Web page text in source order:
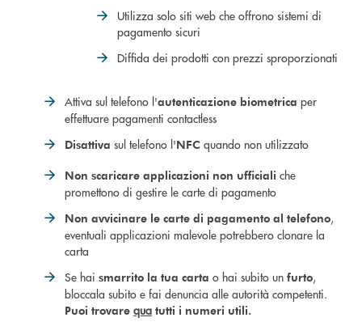
Utilizza solo siti web che offrono sistemi di
pagamento sicuri
Diffida dei prodotti con prezzi sproporzionati
Attiva sul telefono l'autenticazione biometrica per
effettuare pagamenti contactless
Disattiva sul telefono l'NFC quando non utilizzato
Non scaricare applicazioni non ufficiali che
promettono di gestire le carte di pagamento
Non avvicinare le carte di pagamento al telefono,
eventuali applicazioni malevole potrebbero clonare la
carta
Se hai smarrito la tua carta o hai subito un furto,
bloccala subito e fai denuncia alle autorità competenti.
Puoi trovare qua tutti i numeri utili.